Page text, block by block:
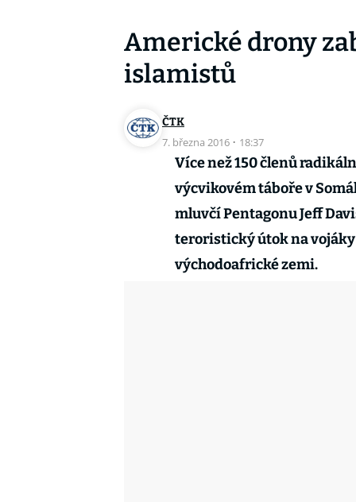
Americké drony
islamistů
ČTK
7. března 2016 · 18:37
Více než 150 členů
výcvikovém táboře v
mluvčí Pentagonu Jeff
teroristický útok na
východoafrické zemi.